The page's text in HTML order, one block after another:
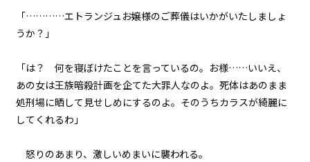
episode24
episode25
悪役令嬢、近代兵器と相対する。
「…………エトランジュお嬢様のご葬儀はいかがいたしましょ
うか？」
「は？ 何を寝ぼけたことを言っているの。お様……いいえ、
あの女は王族暗殺計画を企てた大罪人なのよ。死体はあのまま
処刑場に晒して見せしめにするのよ。そのうちカラスが綺麗に
してくれるわ」
怒りのあまり、激しいめまいに襲われる。